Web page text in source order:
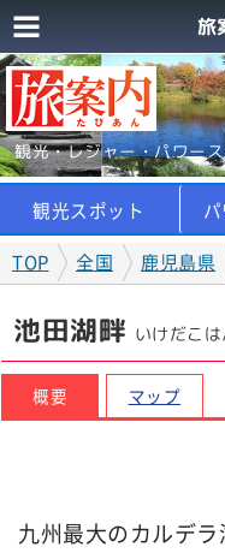
旅
観光・レジャー・パワー
観光スポット
TOP
全国 鹿児島県
池田湖畔 いけだこは
概要 マップ
九州最大のカルデラ